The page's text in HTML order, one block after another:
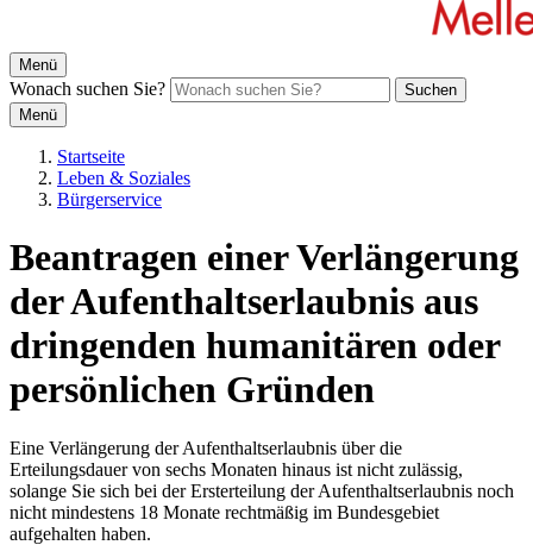
Menü
Wonach suchen Sie?
Suchen
Menü
Startseite
Leben & Soziales
Bürgerservice
Beantragen einer Verlängerung
der Aufenthaltserlaubnis aus
dringenden humanitären oder
persönlichen Gründen
Eine Verlängerung der Aufenthaltserlaubnis über die
Erteilungsdauer von sechs Monaten hinaus ist nicht zulässig,
solange Sie sich bei der Ersterteilung der Aufenthaltserlaubnis noch
nicht mindestens 18 Monate rechtmäßig im Bundesgebiet
aufgehalten haben.